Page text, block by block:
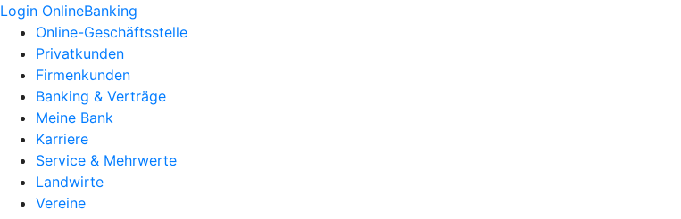
Login OnlineBanking
Online-Geschäftsstelle
Privatkunden
Firmenkunden
Banking & Verträge
Meine Bank
Karriere
Service & Mehrwerte
Landwirte
Vereine